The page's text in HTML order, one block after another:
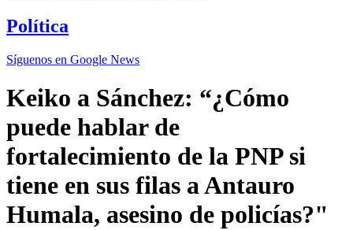
Política
Síguenos en Google News
Keiko a Sánchez: “¿Cómo
puede hablar de
fortalecimiento de la PNP si
tiene en sus filas a Antauro
Humala, asesino de policías?"